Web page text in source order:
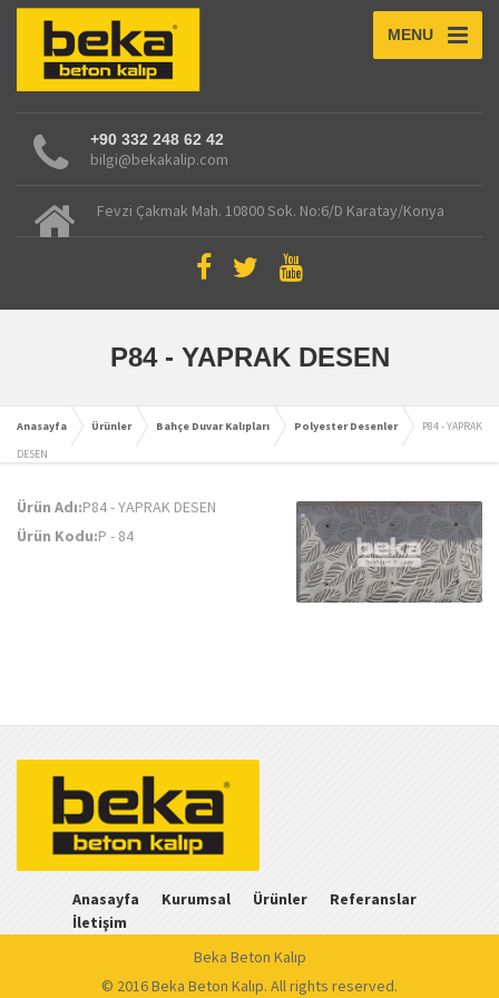
MENU
+90 332 248 62 42
bilgi@bekakalip.com
Fevzi Çakmak Mah. 10800 Sok. No:6/D Karatay/Konya
P84 - YAPRAK DESEN
Anasayfa Ürünler Bahçe Duvar Kalıpları Polyester Desenler
P84 - YAPRAK
DESEN
Ürün Adı:P84 - YAPRAK DESEN
Ürün Kodu:P - 84
Anasayfa Kurumsal Ürünler
Referanslar
İletişim
Beka Beton Kalıp
© 2016 Beka Beton Kalıp. All rights reserved.